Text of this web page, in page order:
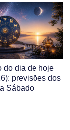
do dia de hoje
previsões dos
Sábado